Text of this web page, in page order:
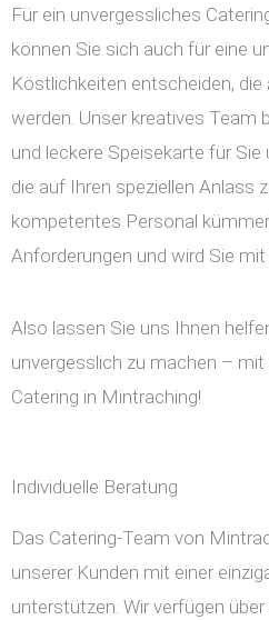
Für ein unvergessliches
können Sie sich auch für eine
Köstlichkeiten entscheiden,
werden. Unser kreatives Team
und leckere Speisekarte für
die auf Ihren speziellen Anlass
kompetentes Personal
Anforderungen und wird Sie
Also lassen Sie uns Ihnen
unvergesslich zu machen –
Catering in Mintraching!
Individuelle Beratung
Das Catering-Team von
unserer Kunden mit einer
unterstützen. Wir verfügen